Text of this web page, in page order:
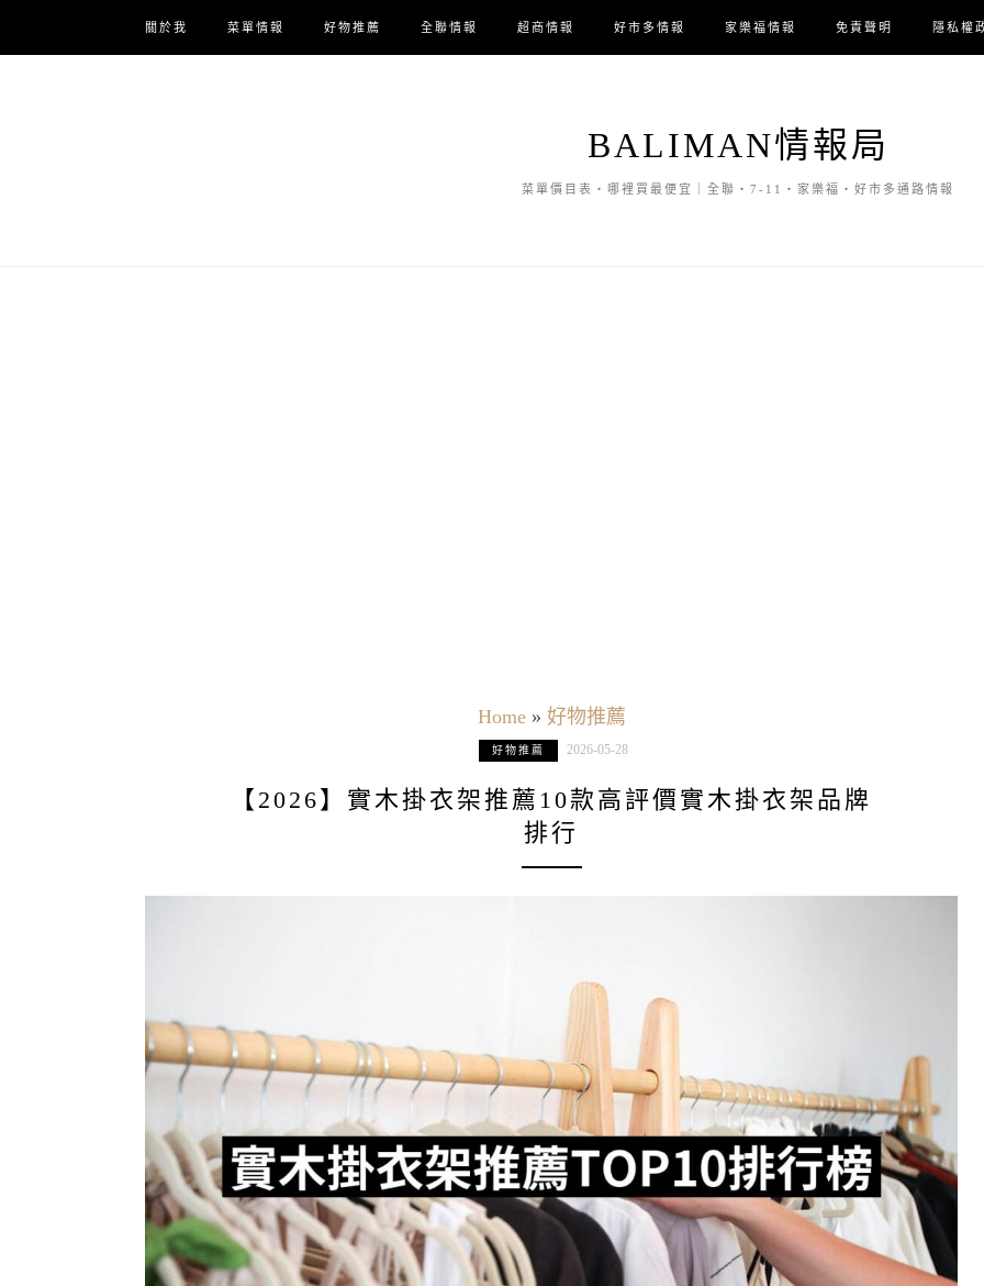
關於我 菜單情報 好物推薦 全聯情報 超商情報 好市多情報 家樂福情報 免責聲明 隱私權
BALIMAN情報局
菜單價目表・哪裡買最便宜｜全聯・7-11・家樂福・好市多通路情報
Home» 好物推薦
好物推薦 2026-05-28
【2026】實木掛衣架推薦10款高評價實木掛衣架品牌
排行